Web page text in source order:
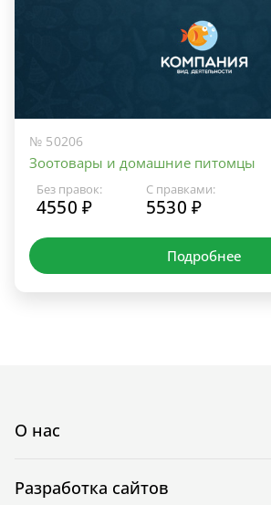
№ 50206
Зоотовары и домашние питомцы
Без правок:
4550 ₽
С правками:
5530 ₽
Подробнее
О нас
Разработка сайтов